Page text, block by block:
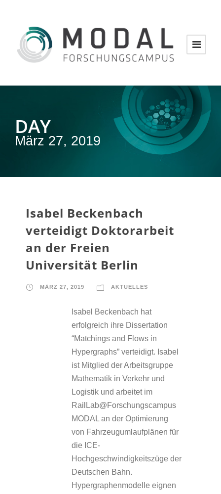
DAY
März 27, 2019
Isabel Beckenbach
verteidigt Doktorarbeit
an der Freien
Universität Berlin
MÄRZ 27, 2019 AKTUELLES
Isabel Beckenbach hat
erfolgreich ihre Dissertation
“Matchings and Flows in
Hypergraphs” verteidigt. Isabel
ist Mitglied der Arbeitsgruppe
Mathematik in Verkehr und
Logistik und arbeitet im
RailLab@Forschungscampus
MODAL an der Optimierung
von Fahrzeugumlaufplänen für
die ICE-
Hochgeschwindigkeitszüge der
Deutschen Bahn.
Hypergraphenmodelle eignen